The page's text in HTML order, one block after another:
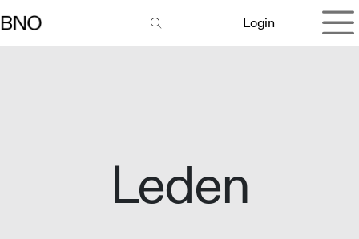
Login
Leden